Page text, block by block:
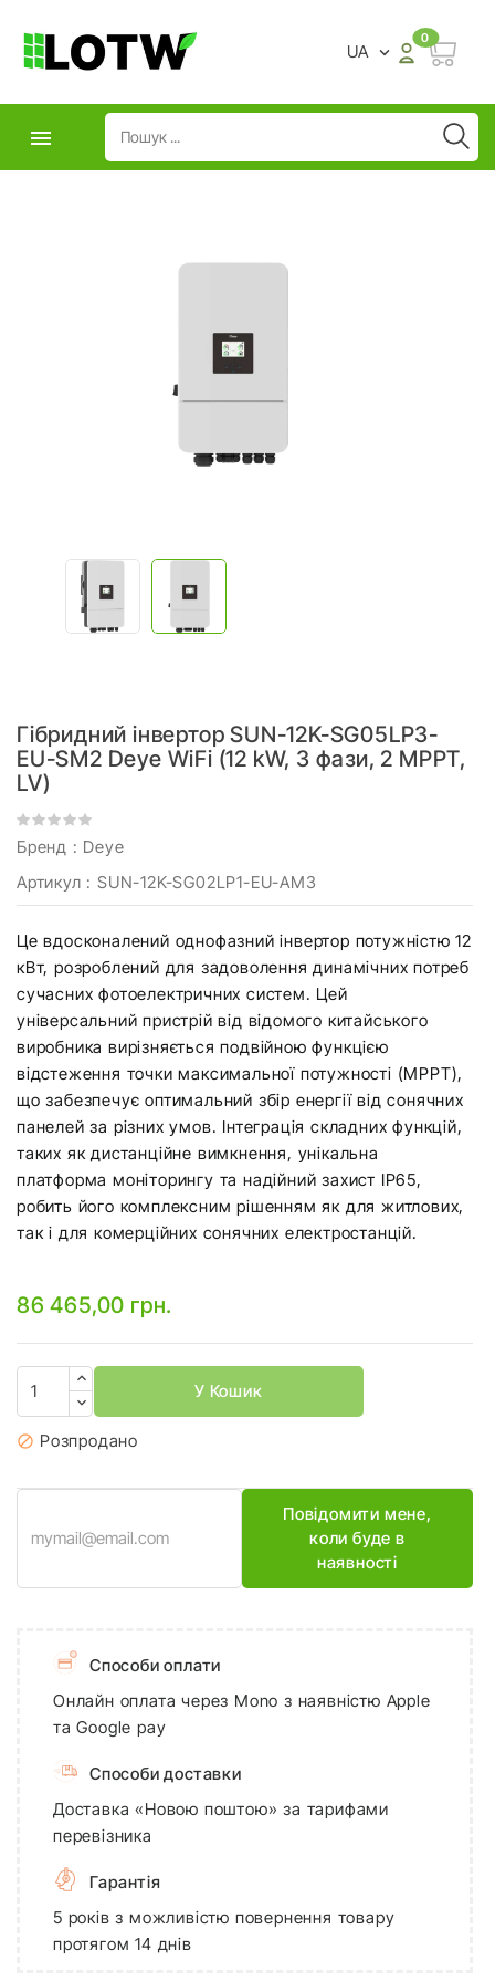
UA 
0

Гібридний інвертор SUN-12K-SG05LP3-
EU-SM2 Deye WiFi (12 kW, 3 фази, 2 MPPT,
LV)
Бренд : Deye
Артикул : SUN-12K-SG02LP1-EU-AM3
Це вдосконалений однофазний інвертор потужністю 12
кВт, розроблений для задоволення динамічних потреб
сучасних фотоелектричних систем. Цей
універсальний пристрій від відомого китайського
виробника вирізняється подвійною функцією
відстеження точки максимальної потужності (MPPT),
що забезпечує оптимальний збір енергії від сонячних
панелей за різних умов. Інтеграція складних функцій,
таких як дистанційне вимкнення, унікальна
платформа моніторингу та надійний захист IP65,
робить його комплексним рішенням як для житлових,
так і для комерційних сонячних електростанцій.
86 465,00 грн.
У Кошик
 Розпродано
Повідомити мене,
коли буде в
наявності
Способи оплати
Онлайн оплата через Mono з наявністю Apple
та Google pay
Способи доставки
Доставка «Новою поштою» за тарифами
перевізника
Гарантія
5 років з можливістю повернення товару
протягом 14 днів